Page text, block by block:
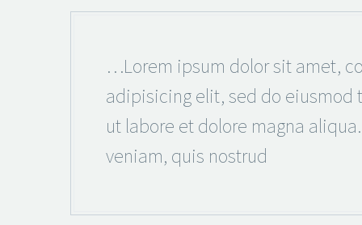
…Lorem ipsum dolor sit amet,
adipisicing elit, sed do
ut labore et dolore magna
veniam, quis nostrud